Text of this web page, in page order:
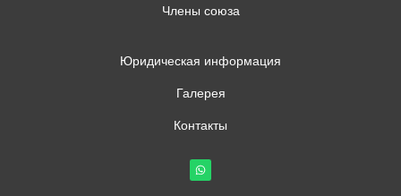
Члены союза
Юридическая информация
Галерея
Контакты